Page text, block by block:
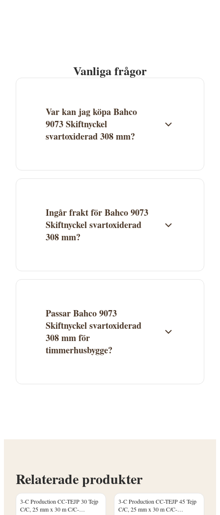
Vanliga frågor
Var kan jag köpa Bahco
9073 Skiftnyckel
svartoxiderad 308 mm?
mm säljs av Proffsmagasinet. Klicka på
lagerstatus ser du hos Proffsmagasinet.
Ingår frakt för Bahco 9073
Skiftnyckel svartoxiderad
308 mm?
fraktvillkor. Se aktuella fraktuppgifter på
Passar Bahco 9073
Skiftnyckel svartoxiderad
308 mm för
timmerhusbygge?
Relaterade produkter
3-C Production CC-TEJP 30 Tejp
C/C, 25 mm x 30 m C/C-
3-C Production CC-TEJP 45 Tejp
C/C, 25 mm x 30 m C/C-